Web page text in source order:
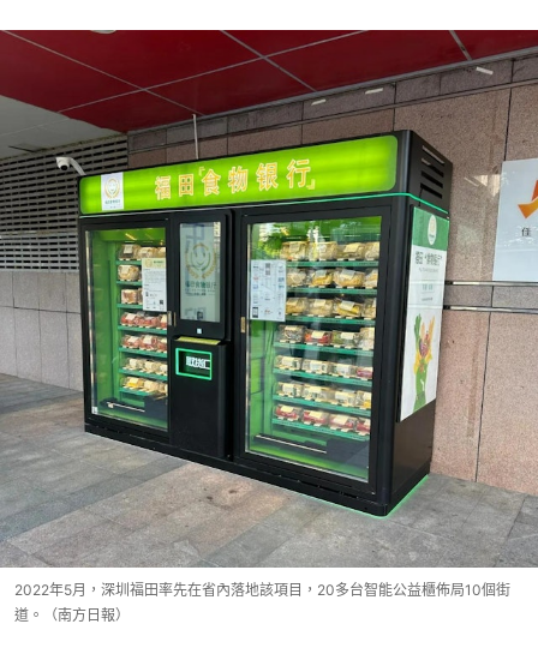
2022年5月，深圳福田率先在省內落地該項目，20多台智能公益櫃佈局10個街
道。（南方日報）